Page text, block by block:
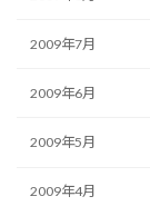
2009年7月
2009年6月
2009年5月
2009年4月